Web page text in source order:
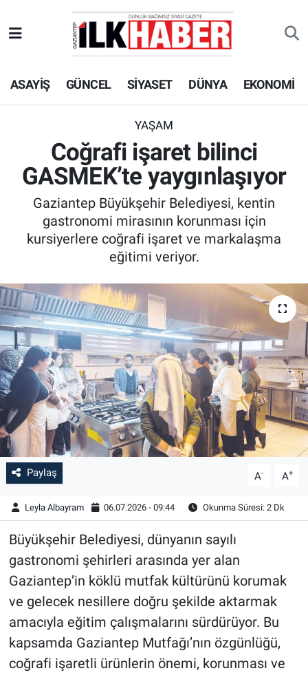
ASAYİŞ GÜNCEL SİYASET DÜNYA EKONOMİ
YAŞAM
Coğrafi işaret bilinci
GASMEK’te yaygınlaşıyor
Gaziantep Büyükşehir Belediyesi, kentin
gastronomi mirasının korunması için
kursiyerlere coğrafi işaret ve markalaşma
eğitimi veriyor.
Paylaş A- A+
Leyla Albayram 06.07.2026 - 09:44 Okunma Süresi: 2 Dk
Büyükşehir Belediyesi, dünyanın sayılı
gastronomi şehirleri arasında yer alan
Gaziantep’in köklü mutfak kültürünü korumak
ve gelecek nesillere doğru şekilde aktarmak
amacıyla eğitim çalışmalarını sürdürüyor. Bu
kapsamda Gaziantep Mutfağı’nın özgünlüğü,
coğrafi işaretli ürünlerin önemi, korunması ve
EKONOMİ
SİYASET
SPOR
ASAYİŞ
KÜLTÜR - SANAT
Beyoğlu Hava Durumu
Beyoğlu Trafik Yoğunluk Haritası
Süper Lig Puan Durumu ve Fikstür
Tüm Manşetler
Haber Arşivi